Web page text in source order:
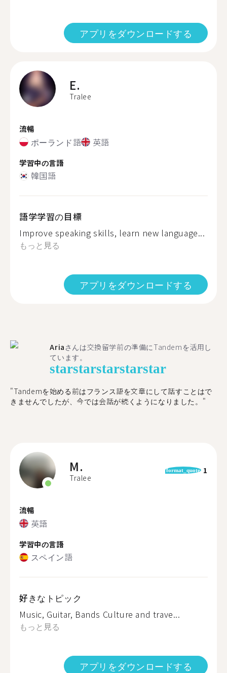
アプリをダウンロードする
E.
Tralee
流暢
ポーランド語 英語
学習中の言語
韓国語
語学学習の目標
Improve speaking skills, learn new language...
もっと見る
アプリをダウンロードする
Aria さんは交換留学前の準備にTandemを活用し
ています。
starstarstarstarstar
"​​Tandemを始める前はフランス語を文章にして話すことはで
きませんでしたが、今では会話が続くようになりました。"
M.
Tralee
format_quote 1
流暢
英語
学習中の言語
スペイン語
好きなトピック
Music, Guitar, Bands Culture and trave...
もっと見る
アプリをダウンロードする